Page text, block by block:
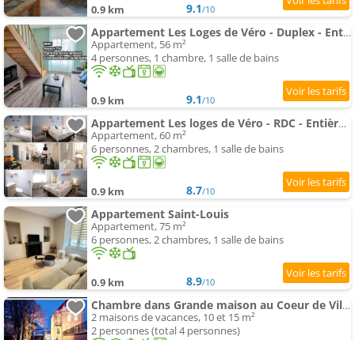
0.9 km 9.1/10
Appartement Les Loges de Véro - Duplex - Entièrement climatisé - Rénové en 2024 - Classé 3 étoiles - Parking pri
Appartement, 56 m²
4 personnes, 1 chambre, 1 salle de bains
0.9 km 9.1/10
Appartement Les loges de Véro - RDC - Entièrement climatisé - Parking privé - Garage vélo moto - Rénové en 2025
Appartement, 60 m²
6 personnes, 2 chambres, 1 salle de bains
0.9 km 8.7/10
Appartement Saint-Louis
Appartement, 75 m²
6 personnes, 2 chambres, 1 salle de bains
0.9 km 8.9/10
Chambre dans Grande maison au Coeur de Ville
2 maisons de vacances, 10 et 15 m²
2 personnes (total 4 personnes)